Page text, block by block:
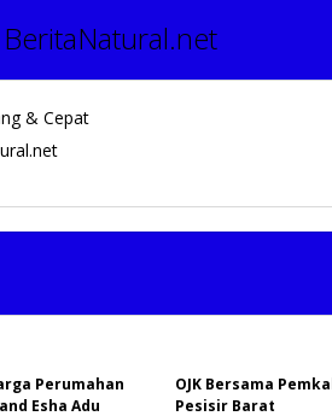
BeritaNatural.net
& Cepat
Perumahan
Esha Adu
OJK Bersama
Pesisir Barat